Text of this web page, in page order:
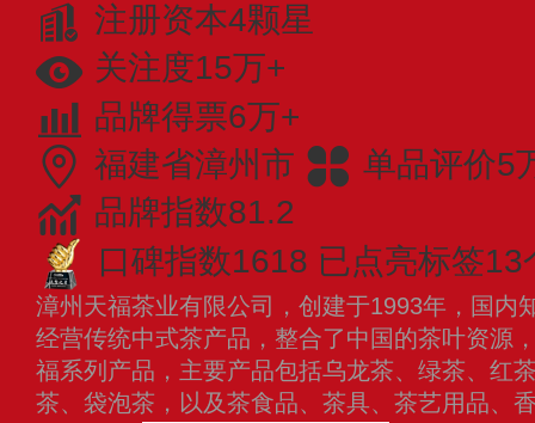
注册资本4颗星
关注度15万+
品牌得票6万+
福建省漳州市
单品评价5
品牌指数81.2
口碑指数1618 已点亮标签13
漳州天福茶业有限公司，创建于1993年，国内
经营传统中式茶产品，整合了中国的茶叶资源
福系列产品，主要产品包括乌龙茶、绿茶、红
茶、袋泡茶，以及茶食品、茶具、茶艺用品、